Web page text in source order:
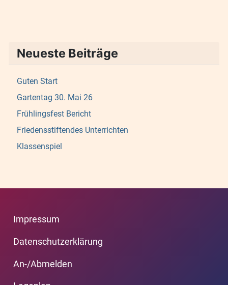
Neueste Beiträge
Guten Start
Gartentag 30. Mai 26
Frühlingsfest Bericht
Friedensstiftendes Unterrichten
Klassenspiel
Impressum
Datenschutzerklärung
An-/Abmelden